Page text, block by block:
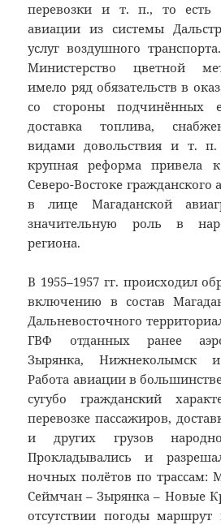
перевозки и т. п., то есть
авиации из системы
услуг воздушного
Министерство цветной
имело ряд обязательств в
со стороны подчинённых
доставка топлива,
видами довольствия и т.
крупная реформа привела
Северо-Востоке гражданского
в лице Магаданской
значительную роль в
региона.
В 1955–1957 гг. происходил
включению в состав
Дальневосточного
ГВФ отданных ранее
Зырянка, Нижнеколымск и
Работа авиации в
сугубо гражданский
перевозке пассажиров,
и других грузов
Прокладывались и
ночных полётов по трассам:
Сеймчан – Зырянка – Новые
отсутствии погоды маршрут